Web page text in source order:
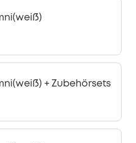
+ Zubehörsets